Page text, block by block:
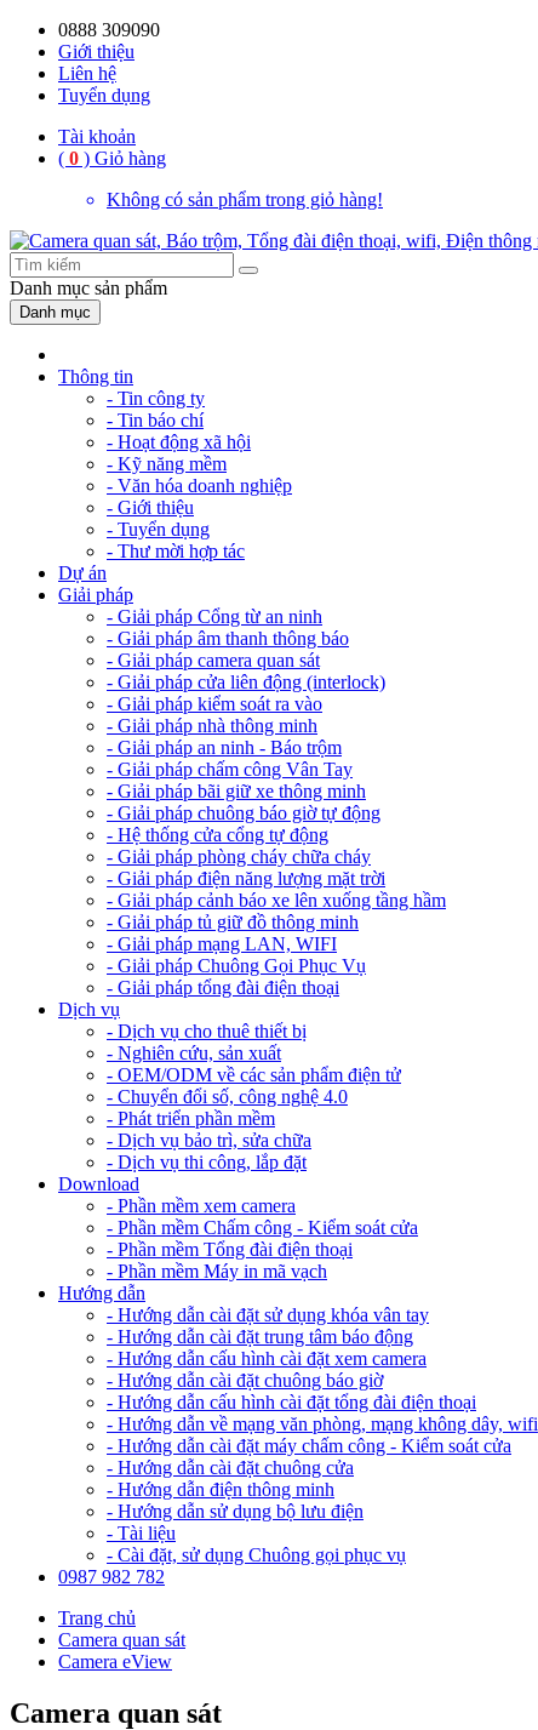
0888 309090
Giới thiệu
Liên hệ
Tuyển dụng
Tài khoản
( 0 ) Giỏ hàng
Không có sản phẩm trong giỏ hàng!
Danh mục sản phẩm
Danh mục
Thông tin
- Tin công ty
- Tin báo chí
- Hoạt động xã hội
- Kỹ năng mềm
- Văn hóa doanh nghiệp
- Giới thiệu
- Tuyển dụng
- Thư mời hợp tác
Dự án
Giải pháp
- Giải pháp Cổng từ an ninh
- Giải pháp âm thanh thông báo
- Giải pháp camera quan sát
- Giải pháp cửa liên động (interlock)
- Giải pháp kiểm soát ra vào
- Giải pháp nhà thông minh
- Giải pháp an ninh - Báo trộm
- Giải pháp chấm công Vân Tay
- Giải pháp bãi giữ xe thông minh
- Giải pháp chuông báo giờ tự động
- Hệ thống cửa cổng tự động
- Giải pháp phòng cháy chữa cháy
- Giải pháp điện năng lượng mặt trời
- Giải pháp cảnh báo xe lên xuống tầng hầm
- Giải pháp tủ giữ đồ thông minh
- Giải pháp mạng LAN, WIFI
- Giải pháp Chuông Gọi Phục Vụ
- Giải pháp tổng đài điện thoại
Dịch vụ
- Dịch vụ cho thuê thiết bị
- Nghiên cứu, sản xuất
- OEM/ODM về các sản phẩm điện tử
- Chuyển đổi số, công nghệ 4.0
- Phát triển phần mềm
- Dịch vụ bảo trì, sửa chữa
- Dịch vụ thi công, lắp đặt
Download
- Phần mềm xem camera
- Phần mềm Chấm công - Kiểm soát cửa
- Phần mềm Tổng đài điện thoại
- Phần mềm Máy in mã vạch
Hướng dẫn
- Hướng dẫn cài đặt sử dụng khóa vân tay
- Hướng dẫn cài đặt trung tâm báo động
- Hướng dẫn cấu hình cài đặt xem camera
- Hướng dẫn cài đặt chuông báo giờ
- Hướng dẫn cấu hình cài đặt tổng đài điện thoại
- Hướng dẫn về mạng văn phòng, mạng không dây, wifi
- Hướng dẫn cài đặt máy chấm công - Kiểm soát cửa
- Hướng dẫn cài đặt chuông cửa
- Hướng dẫn điện thông minh
- Hướng dẫn sử dụng bộ lưu điện
- Tài liệu
- Cài đặt, sử dụng Chuông gọi phục vụ
0987 982 782
Trang chủ
Camera quan sát
Camera eView
Camera quan sát